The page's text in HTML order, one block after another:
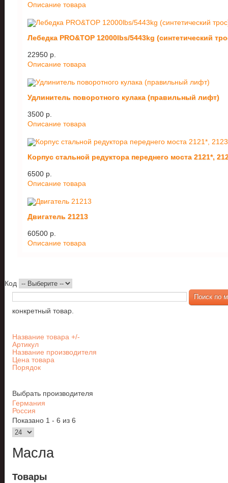
Описание товара
Лебедка PRO&TOP 12000lbs/5443kg (синтетический
22950 p.
Описание товара
Удлинитель поворотного кулака (правильный лифт)
3500 p.
Описание товара
Корпус стальной редуктора переднего моста 2121*,
6500 p.
Описание товара
Двигатель 21213
60500 p.
Описание товара
Код
конкретный товар.
Название товара +/-
Артикул
Название производителя
Цена товара
Порядок
Выбрать производителя
Германия
Россия
Показано 1 - 6 из 6
Масла
Товары